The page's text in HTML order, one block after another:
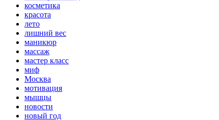
косметика
красота
лето
лишний вес
маникюр
массаж
мастер класс
миф
Москва
мотивация
мышцы
новости
новый год